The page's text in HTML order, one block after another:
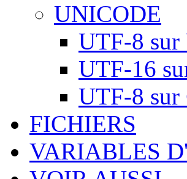
UNICODE
UTF-8
UTF-16
UTF-8
FICHIERS
VARIABLES